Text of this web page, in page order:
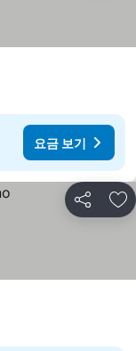
요금 보기
공유 즐